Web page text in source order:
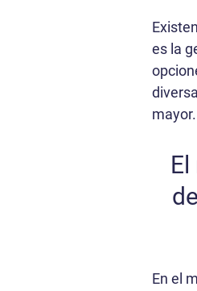
es la
mayor.
En el